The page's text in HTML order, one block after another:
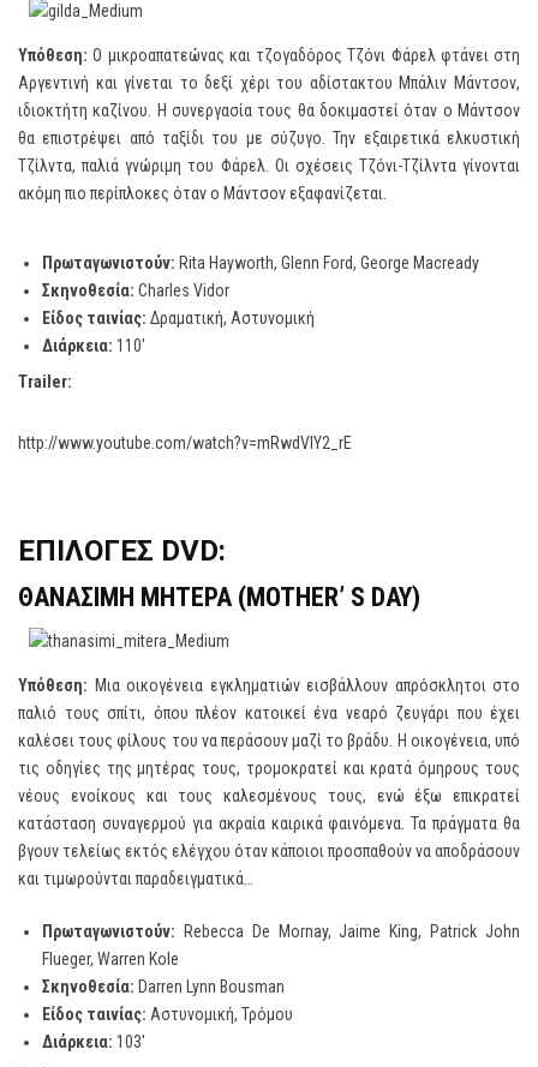
Υπόθεση:O μικροαπατεώνας και τζογαδόρος Τζόνι Φάρελ φτάνει στη
Αργεντινή και γίνεται το δεξί χέρι του αδίστακτου Μπάλιν Μάντσον,
ιδιοκτήτη καζίνου. Η συνεργασία τους θα δοκιμαστεί όταν ο Μάντσον
θα επιστρέψει από ταξίδι του με σύζυγο. Την εξαιρετικά ελκυστική
Τζίλντα, παλιά γνώριμη του Φάρελ. Οι σχέσεις Τζόνι-Τζίλντα γίνονται
ακόμη πιο περίπλοκες όταν ο Μάντσον εξαφανίζεται.
Πρωταγωνιστούν: Rita Hayworth, Glenn Ford, George Macready
Σκηνοθεσία: Charles Vidor
Είδος ταινίας: Δραματική, Αστυνομική
Διάρκεια: 110′
Trailer:
http://www.youtube.com/watch?v=mRwdVlY2_rE
ΕΠΙΛΟΓΕΣ DVD:
ΘΑΝΑΣΙΜΗ ΜΗΤΕΡΑ (MOTHER’ S DAY)
Υπόθεση: Μια οικογένεια εγκληματιών εισβάλλουν απρόσκλητοι στο
παλιό τους σπίτι, όπου πλέον κατοικεί ένα νεαρό ζευγάρι που έχει
καλέσει τους φίλους του να περάσουν μαζί το βράδυ. Η οικογένεια, υπό
τις οδηγίες της μητέρας τους, τρομοκρατεί και κρατά όμηρους τους
νέους ενοίκους και τους καλεσμένους τους, ενώ έξω επικρατεί
κατάσταση συναγερμού για ακραία καιρικά φαινόμενα. Τα πράγματα θα
βγουν τελείως εκτός ελέγχου όταν κάποιοι προσπαθούν να αποδράσουν
και τιμωρούνται παραδειγματικά…
Πρωταγωνιστούν:
Rebecca De Mornay, Jaime King, Patrick John
Flueger, Warren Kole
Σκηνοθεσία: Darren Lynn Bousman
Είδος ταινίας: Αστυνομική, Τρόμου
Διάρκεια: 103′